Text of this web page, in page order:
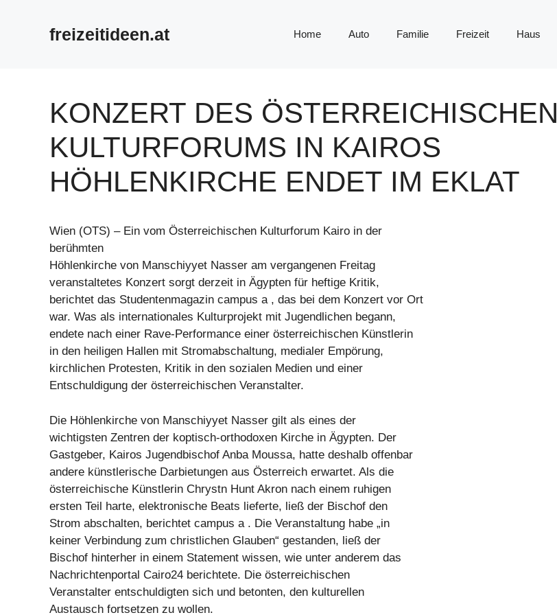
freizeitideen.at Home Auto Familie Freizeit Haus
KONZERT DES ÖSTERREICHISCHEN
KULTURFORUMS IN KAIROS
HÖHLENKIRCHE ENDET IM EKLAT
Wien (OTS) – Ein vom Österreichischen Kulturforum Kairo in der
berühmten
Höhlenkirche von Manschiyyet Nasser am vergangenen Freitag
veranstaltetes Konzert sorgt derzeit in Ägypten für heftige Kritik,
berichtet das Studentenmagazin campus a , das bei dem Konzert vor Ort
war. Was als internationales Kulturprojekt mit Jugendlichen begann,
endete nach einer Rave-Performance einer österreichischen Künstlerin
in den heiligen Hallen mit Stromabschaltung, medialer Empörung,
kirchlichen Protesten, Kritik in den sozialen Medien und einer
Entschuldigung der österreichischen Veranstalter.
Die Höhlenkirche von Manschiyyet Nasser gilt als eines der
wichtigsten Zentren der koptisch-orthodoxen Kirche in Ägypten. Der
Gastgeber, Kairos Jugendbischof Anba Moussa, hatte deshalb offenbar
andere künstlerische Darbietungen aus Österreich erwartet. Als die
österreichische Künstlerin Chrystn Hunt Akron nach einem ruhigen
ersten Teil harte, elektronische Beats lieferte, ließ der Bischof den
Strom abschalten, berichtet campus a . Die Veranstaltung habe „in
keiner Verbindung zum christlichen Glauben“ gestanden, ließ der
Bischof hinterher in einem Statement wissen, wie unter anderem das
Nachrichtenportal Cairo24 berichtete. Die österreichischen
Veranstalter entschuldigten sich und betonten, den kulturellen
Austausch fortsetzen zu wollen.